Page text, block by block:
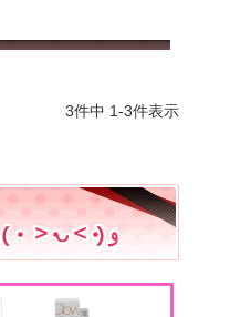
3件中 1-3件表示